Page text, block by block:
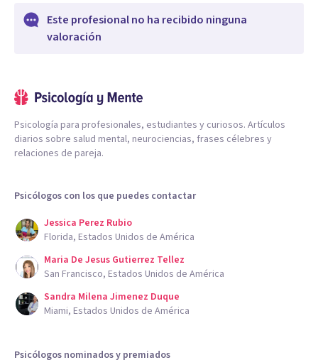
Este profesional no ha recibido ninguna
valoración
Psicología para profesionales, estudiantes y curiosos. Artículos
diarios sobre salud mental, neurociencias, frases célebres y
relaciones de pareja.
Psicólogos con los que puedes contactar
Jessica Perez Rubio
Florida, Estados Unidos de América
Maria De Jesus Gutierrez Tellez
San Francisco, Estados Unidos de América
Sandra Milena Jimenez Duque
Miami, Estados Unidos de América
Psicólogos nominados y premiados